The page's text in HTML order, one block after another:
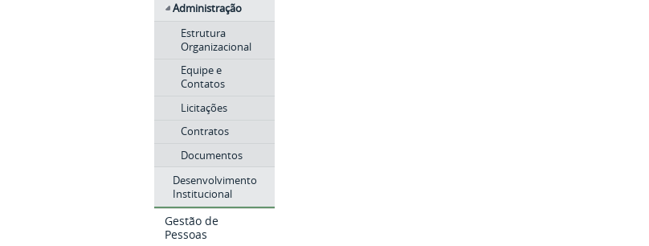
Administração
Estrutura
Organizacional
Equipe e
Contatos
Licitações
Contratos
Documentos
Desenvolvimento
Institucional
Gestão de
Pessoas